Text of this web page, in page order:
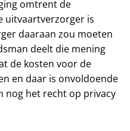
omtrent de
uitvaartverzorger is
daaraan zou moeten
deelt die mening
de kosten voor de
en daar is onvoldoende
nog het recht op privacy